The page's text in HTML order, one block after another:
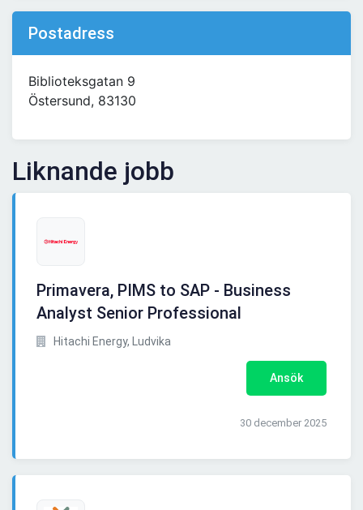
Postadress
Biblioteksgatan 9
Östersund, 83130
Liknande jobb
Primavera, PIMS to SAP - Business
Analyst Senior Professional
Hitachi Energy, Ludvika
Ansök
30 december 2025